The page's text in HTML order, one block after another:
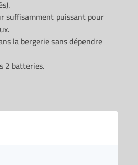
suffisamment puissant pour
la bergerie sans dépendre
2 batteries.